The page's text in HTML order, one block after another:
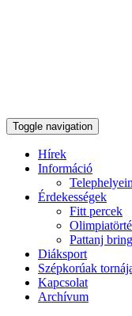
Toggle navigation
Hírek
Információ
Érdekességek
Fitt percek
Pattanj
Diáksport
Szépkorúak
Kapcsolat
Archívum